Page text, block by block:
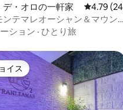
デ・オロの一軒家 レビュー
4.79
ンテマレオーシャン＆マウン
ション · ひとり旅
イス
イス